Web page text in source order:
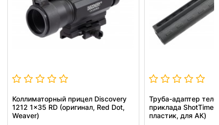
Коллиматорный прицел Discovery
1212 1x35 RD (оригинал, Red Dot,
Weaver)
Труба-адаптер
приклада ShotTime
пластик, для АК)